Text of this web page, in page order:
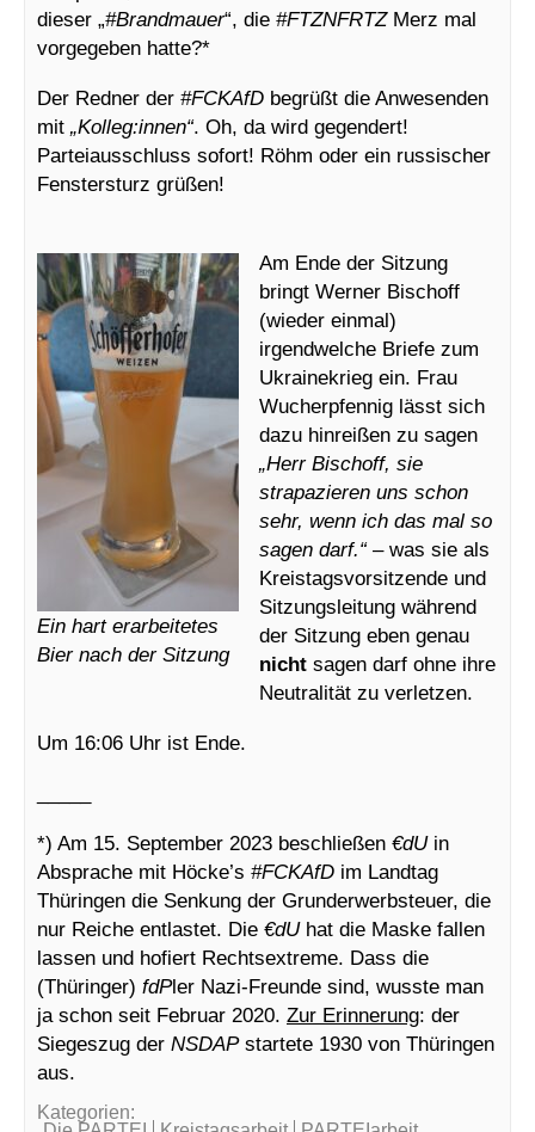
dieser „#Brandmauer“, die #FTZNFRTZMerz mal
vorgegeben hatte?*
Der Redner der #FCKAfD begrüßt die Anwesenden
mit „Kolleg:innen“. Oh, da wird gegendert!
Parteiausschluss sofort! Röhm oder ein russischer
Fenstersturz grüßen!
Ein hart erarbeitetes
Bier nach der Sitzung
Am Ende der Sitzung
bringt Werner Bischoff
(wieder einmal)
irgendwelche Briefe zum
Ukrainekrieg ein. Frau
Wucherpfennig lässt sich
dazu hinreißen zu sagen
„Herr Bischoff, sie
strapazieren uns schon
sehr, wenn ich das mal so
sagen darf.“– was sie als
Kreistagsvorsitzende und
Sitzungsleitung während
der Sitzung eben genau
nicht sagen darf ohne ihre
Neutralität zu verletzen.
Um 16:06 Uhr ist Ende.
*) Am 15. September 2023 beschließen €dUin
Absprache mit Höcke’s #FCKAfD im Landtag
Thüringen die Senkung der Grunderwerbsteuer, die
nur Reiche entlastet. Die €dUhat die Maske fallen
lassen und hofiert Rechtsextreme. Dass die
(Thüringer) fdPler Nazi-Freunde sind, wusste man
ja schon seit Februar 2020. Zur Erinnerung: der
Siegeszug der NSDAPstartete 1930 von Thüringen
aus.
Kategorien: